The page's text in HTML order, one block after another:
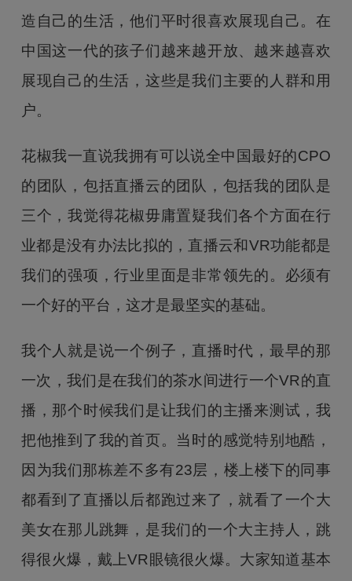
造自己的生活，他们平时很喜欢展现自己。在
中国这一代的孩子们越来越开放、越来越喜欢
展现自己的生活，这些是我们主要的人群和用
户。
花椒我一直说我拥有可以说全中国最好的CPO
的团队，包括直播云的团队，包括我的团队是
三个，我觉得花椒毋庸置疑我们各个方面在行
业都是没有办法比拟的，直播云和VR功能都是
我们的强项，行业里面是非常领先的。必须有
一个好的平台，这才是最坚实的基础。
我个人就是说一个例子，直播时代，最早的那
一次，我们是在我们的茶水间进行一个VR的直
播，那个时候我们是让我们的主播来测试，我
把他推到了我的首页。当时的感觉特别地酷，
因为我们那栋差不多有23层，楼上楼下的同事
都看到了直播以后都跑过来了，就看了一个大
美女在那儿跳舞，是我们的一个大主持人，跳
得很火爆，戴上VR眼镜很火爆。大家知道基本